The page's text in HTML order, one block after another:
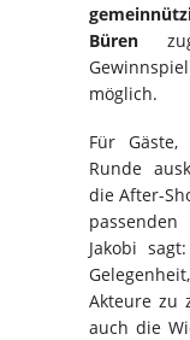
Büren
möglich.
Für
Runde
die After-
Jakobi
Akteure zu
auch die